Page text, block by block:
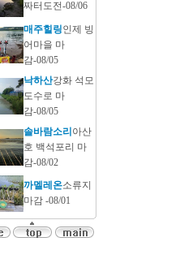
짜터도전-08/06
매주힐링인제 빙
어마을 마
감-08/05
낙하산강화 석모
도수로 마
감-08/05
솔바람소리 아산
호 백석포리 마
감-08/02
까멜레온소류지
마감 -08/01